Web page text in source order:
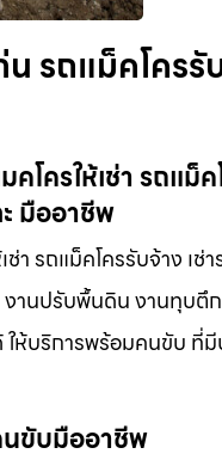
รถแม็คโครรั
โครให้เช่า รถแม็
มืออาชีพ
า รถแม็คโครรับจ้าง เ
นปรับพื้นดิน งานทุบตึก
ห้บริการพร้อมคนขับ ที่
นขับมืออาชีพ